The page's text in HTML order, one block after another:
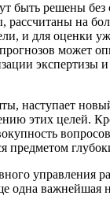
решены
на
и для оценки
может
этих целей.
предметом
одна